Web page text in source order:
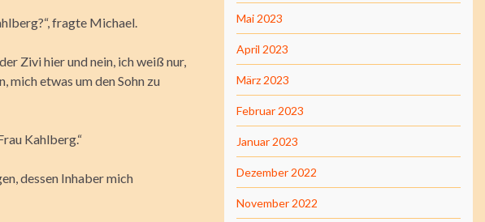
fragte Michael.
Zivi hier und nein, ich weiß nur,
mich etwas um den Sohn zu
Kahlberg.“
dessen Inhaber mich
Mai 2023
April 2023
März 2023
Februar 2023
Januar 2023
Dezember 2022
November 2022